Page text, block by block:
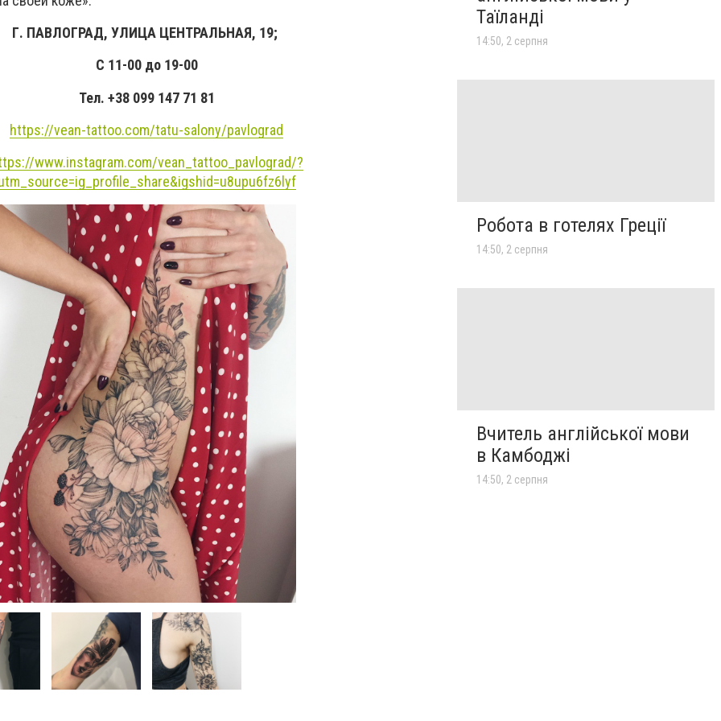
Г. ПАВЛОГРАД, УЛИЦА ЦЕНТРАЛЬНАЯ, 19;
С 11-00 до 19-00
Тел. +38 099 147 71 81
https://vean-tattoo.com/tatu-salony/pavlograd
www.instagram.com/vean_tattoo_pavlograd/?
Таїланді
14:50, 2 серпня
Робота в готелях Греції
14:50, 2 серпня
Вчитель англійської мови
в Камбоджі
14:50, 2 серпня